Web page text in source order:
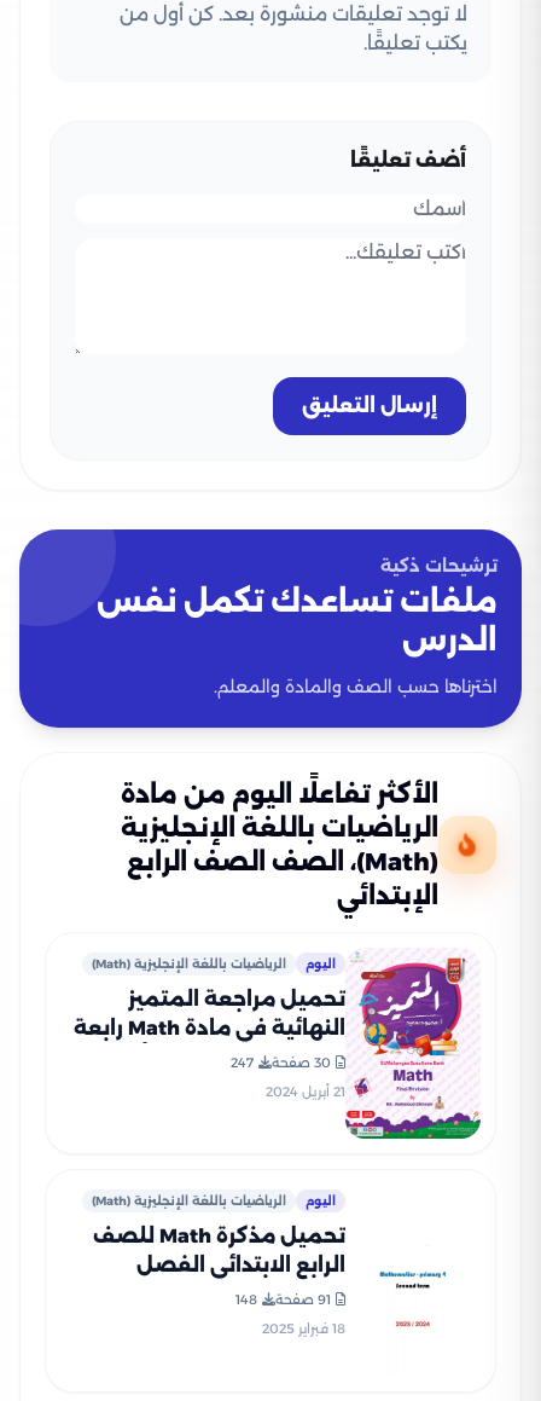
لا توجد تعليقات منشورة بعد. كن أول من
يكتب تعليقًا.
أضف تعليقًا
إرسال التعليق
ترشيحات ذكية
ملفات تساعدك تكمل نفس
الدرس
اخترناها حسب الصف والمادة والمعلم.
الأكثر تفاعلًا اليوم من مادة
الرياضيات باللغة الإنجليزية
(Math)، الصف الصف الرابع
الإبتدائي
اليوم الرياضيات باللغة الإنجليزية (Math)
تحميل مراجعة المتميز
النهائية في مادة Math رابعة
ابتدائي ترم ثاني (بنك أسئلة
شامل)
30 صفحة
247
21 أبريل 2024
اليوم الرياضيات باللغة الإنجليزية (Math)
تحميل مذكرة Math للصف
الرابع الابتدائي الفصل
الدراسي الثاني بصيغة PDF
91 صفحة
148
18 فبراير 2025